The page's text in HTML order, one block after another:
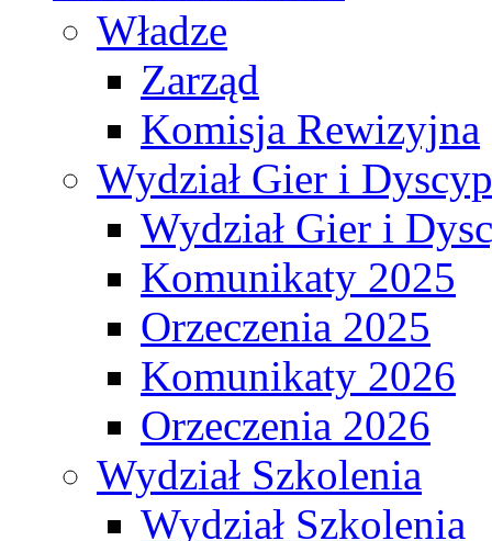
Władze
Zarząd
Komisja Rewizyjna
Wydział Gier i
Wydział Gier i
Komunikaty 2025
Orzeczenia 2025
Komunikaty 2026
Orzeczenia 2026
Wydział Szkolenia
Wydział Szkolenia